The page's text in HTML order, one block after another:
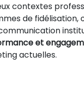
contextes
de fidélisation,
et
actuelles.